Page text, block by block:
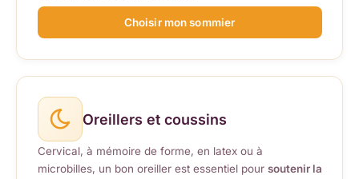
Choisir mon sommier
Oreillers et coussins
Cervical, à mémoire de forme, en latex ou à
microbilles, un bon oreiller est essentiel pour soutenir la